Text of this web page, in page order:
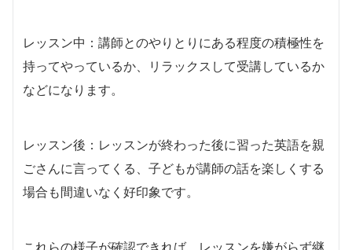
レッスン中：講師とのやりとりにある程度の積極性を
持ってやっているか、リラックスして受講しているか
などになります。
レッスン後：レッスンが終わった後に習った英語を親
ごさんに言ってくる、子どもが講師の話を楽しくする
場合も間違いなく好印象です。
これらの様子が確認できれば、レッスンを嫌がらず継